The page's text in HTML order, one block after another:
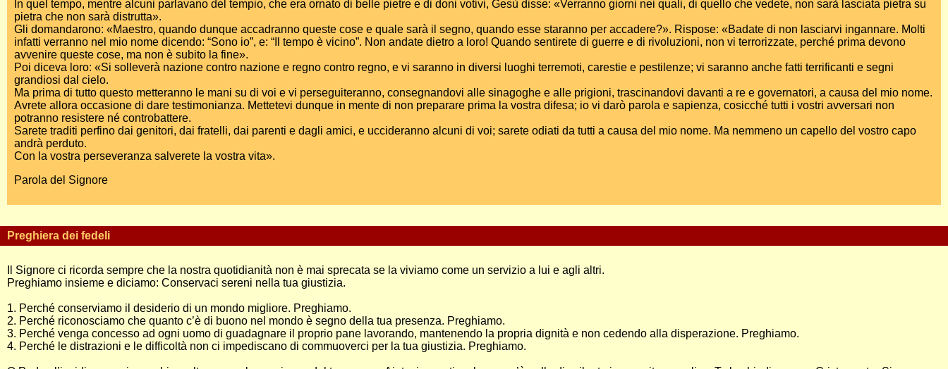
In quel tempo, mentre alcuni parlavano del tempio, che era ornato di belle pietre e di doni votivi, Gesù disse: «Verranno giorni nei quali, di quello che vedete, non sarà lasciata pietra su
pietra che non sarà distrutta».
Gli domandarono: «Maestro, quando dunque accadranno queste cose e quale sarà il segno, quando esse staranno per accadere?». Rispose: «Badate di non lasciarvi ingannare. Molti
infatti verranno nel mio nome dicendo: “Sono io”, e: “Il tempo è vicino”. Non andate dietro a loro! Quando sentirete di guerre e di rivoluzioni, non vi terrorizzate, perché prima devono
avvenire queste cose, ma non è subito la fine».
Poi diceva loro: «Si solleverà nazione contro nazione e regno contro regno, e vi saranno in diversi luoghi terremoti, carestie e pestilenze; vi saranno anche fatti terrificanti e segni
grandiosi dal cielo.
Ma prima di tutto questo metteranno le mani su di voi e vi perseguiteranno, consegnandovi alle sinagoghe e alle prigioni, trascinandovi davanti a re e governatori, a causa del mio nome.
Avrete allora occasione di dare testimonianza. Mettetevi dunque in mente di non preparare prima la vostra difesa; io vi darò parola e sapienza, cosicché tutti i vostri avversari non
potranno resistere né controbattere.
Sarete traditi perfino dai genitori, dai fratelli, dai parenti e dagli amici, e uccideranno alcuni di voi; sarete odiati da tutti a causa del mio nome. Ma nemmeno un capello del vostro capo
andrà perduto.
Con la vostra perseveranza salverete la vostra vita».
Parola del Signore
Preghiera dei fedeli
Il Signore ci ricorda sempre che la nostra quotidianità non è mai sprecata se la viviamo come un servizio a lui e agli altri.
Preghiamo insieme e diciamo: Conservaci sereni nella tua giustizia.
1. Perché conserviamo il desiderio di un mondo migliore. Preghiamo.
2. Perché riconosciamo che quanto c’è di buono nel mondo è segno della tua presenza. Preghiamo.
3. Perché venga concesso ad ogni uomo di guadagnare il proprio pane lavorando, mantenendo la propria dignità e non cedendo alla disperazione. Preghiamo.
4. Perché le distrazioni e le difficoltà non ci impediscano di commuoverci per la tua giustizia. Preghiamo.